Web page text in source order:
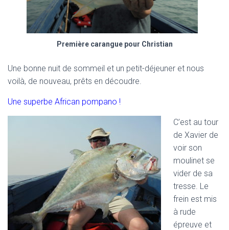
Première carangue pour Christian
Une bonne nuit de sommeil et un petit-déjeuner et nous
voilà, de nouveau, prêts en découdre.
Une superbe African pompano !
C’est au tour
de Xavier de
voir son
moulinet se
vider de sa
tresse. Le
frein est mis
à rude
épreuve et